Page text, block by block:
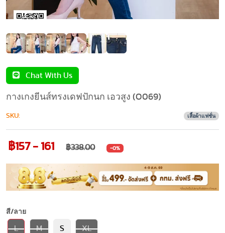
Chat With Us
กางเกงยีนส์ทรงเดฟปักนก เอวสูง (O069)
SKU: เสื้อผ้าแฟชั่น
฿157 - 161 ฿338.00 -0%
สี/ลาย
L M S XL